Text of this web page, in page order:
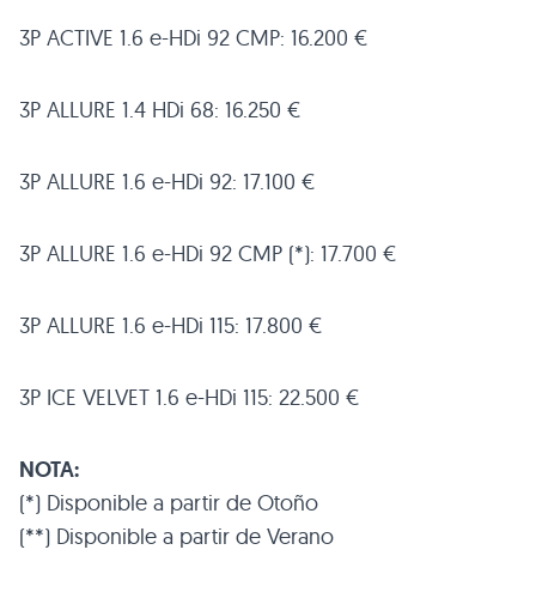
3P ACTIVE 1 .6 e-HDi 92 CMP: 16.200 €
3P ALLURE 1 .4 HDi 68: 16.250 €
3P ALLURE 1 .6 e-HDi 92: 17.100 €
3P ALLURE 1 .6 e-HDi 92 CMP (*): 17.700 €
3P ALLURE 1 .6 e-HDi 115: 17.800 €
3P ICE VELVET 1 .6 e-HDi 115: 22.500 €
NOTA:
(*) Disponible a partir de Otoño
(**) Disponible a partir de Verano